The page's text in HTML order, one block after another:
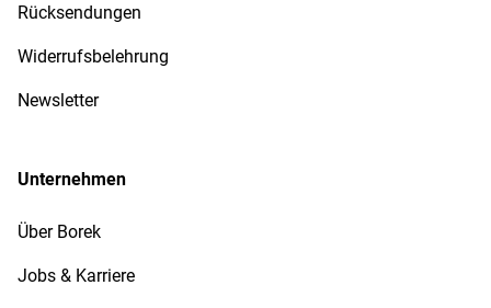
Rücksendungen
Widerrufsbelehrung
Newsletter
Unternehmen
Über Borek
Jobs & Karriere